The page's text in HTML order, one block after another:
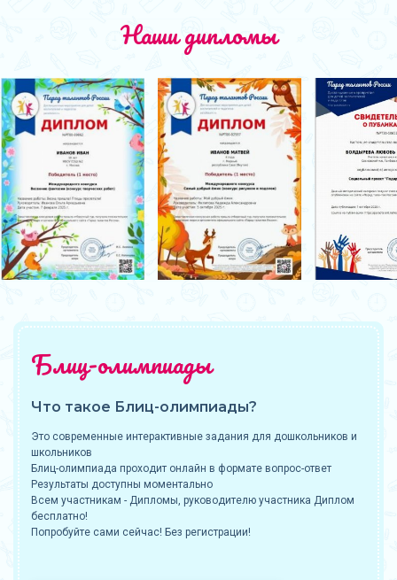
Наши дипломы
Блиц-олимпиады
Что такое Блиц-олимпиады?
Это современные интерактивные задания для дошкольников и
школьников
Блиц-олимпиада проходит онлайн в формате вопрос-ответ
Результаты доступны моментально
Всем участникам - Дипломы, руководителю участника Диплом
бесплатно!
Попробуйте сами сейчас! Без регистрации!